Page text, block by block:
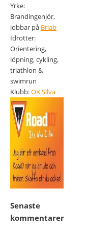
Yrke:
Brandingenjör,
jobbar på Briab
Idrotter:
Orientering,
löpning, cykling,
triathlon &
swimrun
Klubb:OK Silva
Senaste
kommentarer